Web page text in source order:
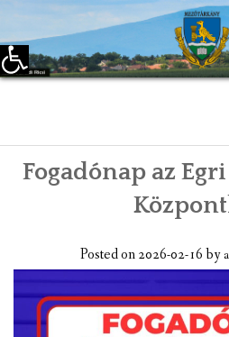
Eszköztár megnyitása
KEZDŐLAP
LÁTNIVALÓK
KAPCSOLAT
Fogadónap az
Posted on2026-02-16by